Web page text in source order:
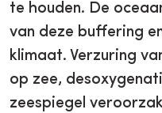
te houden. De
van deze buffering
klimaat. Verzuring
op zee,
zeespiegel